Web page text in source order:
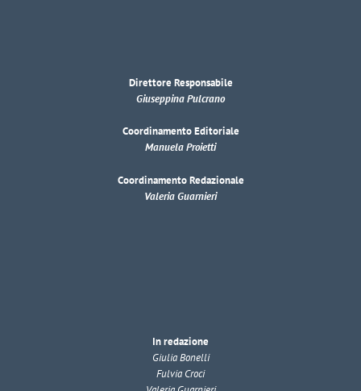
Direttore Responsabile
Giuseppina Pulcrano
Coordinamento Editoriale
Manuela Proietti
Coordinamento Redazionale
Valeria Guarnieri
In redazione
Giulia Bonelli
Fulvia Croci